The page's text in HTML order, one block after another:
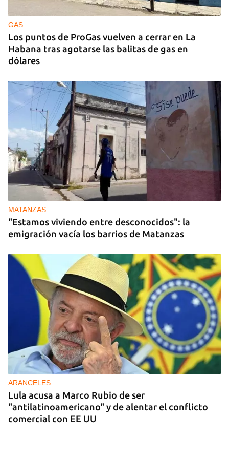
gobernanza de la IA con 29 países, entre ellos
Cuba
GAS
Los puntos de ProGas vuelven a cerrar en La
Habana tras agotarse las balitas de gas en
dólares
MATANZAS
"Estamos viviendo entre desconocidos": la
emigración vacía los barrios de Matanzas
ARANCELES
Lula acusa a Marco Rubio de ser
"antilatinoamericano" y de alentar el conflicto
comercial con EE UU